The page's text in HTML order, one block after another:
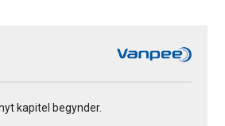
kapitel begynder.